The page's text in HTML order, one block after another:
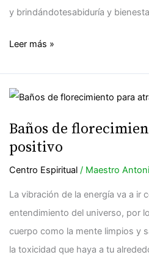
y brindándotesabiduría y
Leer más »
Baños de
positivo
Centro Espiritual/ Maestro
La vibración de la energía va a ir
entendimiento del universo, por
cuerpo como la mente limpios y
la toxicidad que haya a tu
Baños
florecimiento
para
atraer